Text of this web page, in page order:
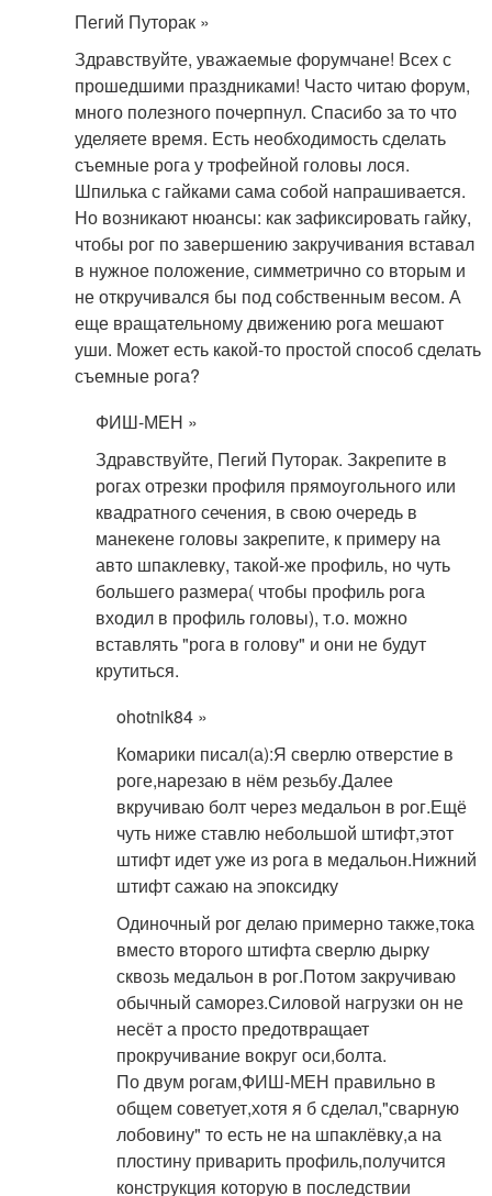
Пегий Путорак »
Здравствуйте, уважаемые форумчане! Всех с
прошедшими праздниками! Часто читаю форум,
много полезного почерпнул. Спасибо за то что
уделяете время. Есть необходимость сделать
съемные рога у трофейной головы лося.
Шпилька с гайками сама собой напрашивается.
Но возникают нюансы: как зафиксировать гайку,
чтобы рог по завершению закручивания вставал
в нужное положение, симметрично со вторым и
не откручивался бы под собственным весом. А
еще вращательному движению рога мешают
уши. Может есть какой-то простой способ сделать
съемные рога?
ФИШ-МЕН »
Здравствуйте, Пегий Путорак. Закрепите в
рогах отрезки профиля прямоугольного или
квадратного сечения, в свою очередь в
манекене головы закрепите, к примеру на
авто шпаклевку, такой-же профиль, но чуть
большего размера( чтобы профиль рога
входил в профиль головы), т.о. можно
вставлять "рога в голову" и они не будут
крутиться.
ohotnik84 »
Комарики писал(а):Я сверлю отверстие в
роге,нарезаю в нём резьбу.Далее
вкручиваю болт через медальон в рог.Ещё
чуть ниже ставлю небольшой штифт,этот
штифт идет уже из рога в медальон.Нижний
штифт сажаю на эпоксидку
Одиночный рог делаю примерно также,тока
вместо второго штифта сверлю дырку
сквозь медальон в рог.Потом закручиваю
обычный саморез.Силовой нагрузки он не
несёт а просто предотвращает
прокручивание вокруг оси,болта.
По двум рогам,ФИШ-МЕН правильно в
общем советует,хотя я б сделал,"сварную
лобовину" то есть не на шпаклёвку,а на
плостину приварить профиль,получится
конструкция которую в последствии